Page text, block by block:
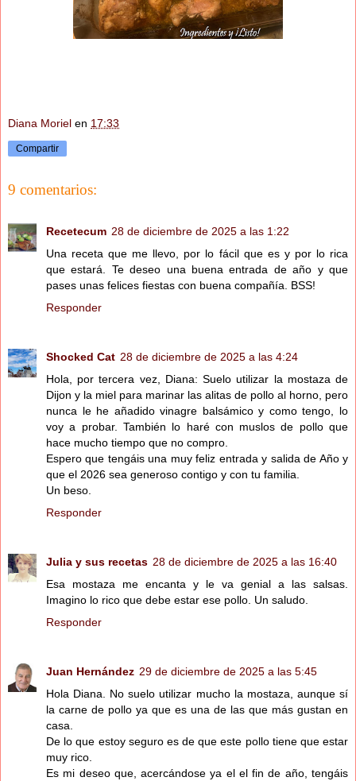
Diana Moriel en 17:33
Compartir
9 comentarios:
Recetecum 28 de diciembre de 2025 a las 1:22
Una receta que me llevo, por lo fácil que es y por lo rica
que estará. Te deseo una buena entrada de año y que
pases unas felices fiestas con buena compañía. BSS!
Responder
Shocked Cat 28 de diciembre de 2025 a las 4:24
Hola, por tercera vez, Diana: Suelo utilizar la mostaza de
Dijon y la miel para marinar las alitas de pollo al horno, pero
nunca le he añadido vinagre balsámico y como tengo, lo
voy a probar. También lo haré con muslos de pollo que
hace mucho tiempo que no compro.
Espero que tengáis una muy feliz entrada y salida de Año y
que el 2026 sea generoso contigo y con tu familia.
Un beso.
Responder
Julia y sus recetas 28 de diciembre de 2025 a las 16:40
Esa mostaza me encanta y le va genial a las salsas.
Imagino lo rico que debe estar ese pollo. Un saludo.
Responder
Juan Hernández 29 de diciembre de 2025 a las 5:45
Hola Diana. No suelo utilizar mucho la mostaza, aunque sí
la carne de pollo ya que es una de las que más gustan en
casa.
De lo que estoy seguro es de que este pollo tiene que estar
muy rico.
Es mi deseo que, acercándose ya el el fin de año, tengáis